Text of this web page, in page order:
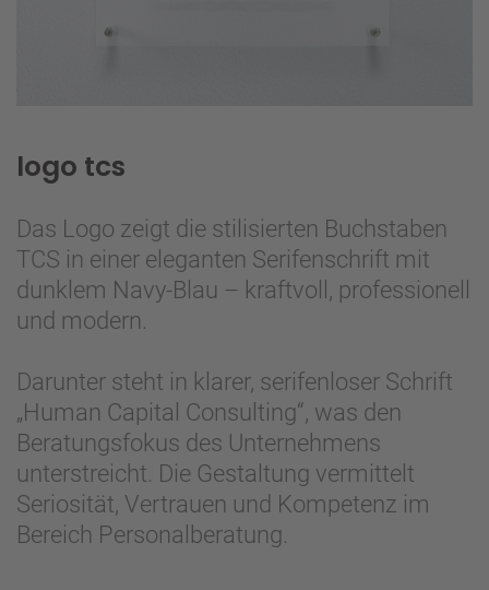
logo tcs
Das Logo zeigt die stilisierten Buchstaben
TCS in einer eleganten Serifenschrift mit
dunklem Navy-Blau – kraftvoll, professionell
und modern.
Darunter steht in klarer, serifenloser Schrift
„Human Capital Consulting“, was den
Beratungsfokus des Unternehmens
unterstreicht. Die Gestaltung vermittelt
Seriosität, Vertrauen und Kompetenz im
Bereich Personalberatung.